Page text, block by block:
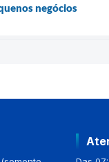
negócios